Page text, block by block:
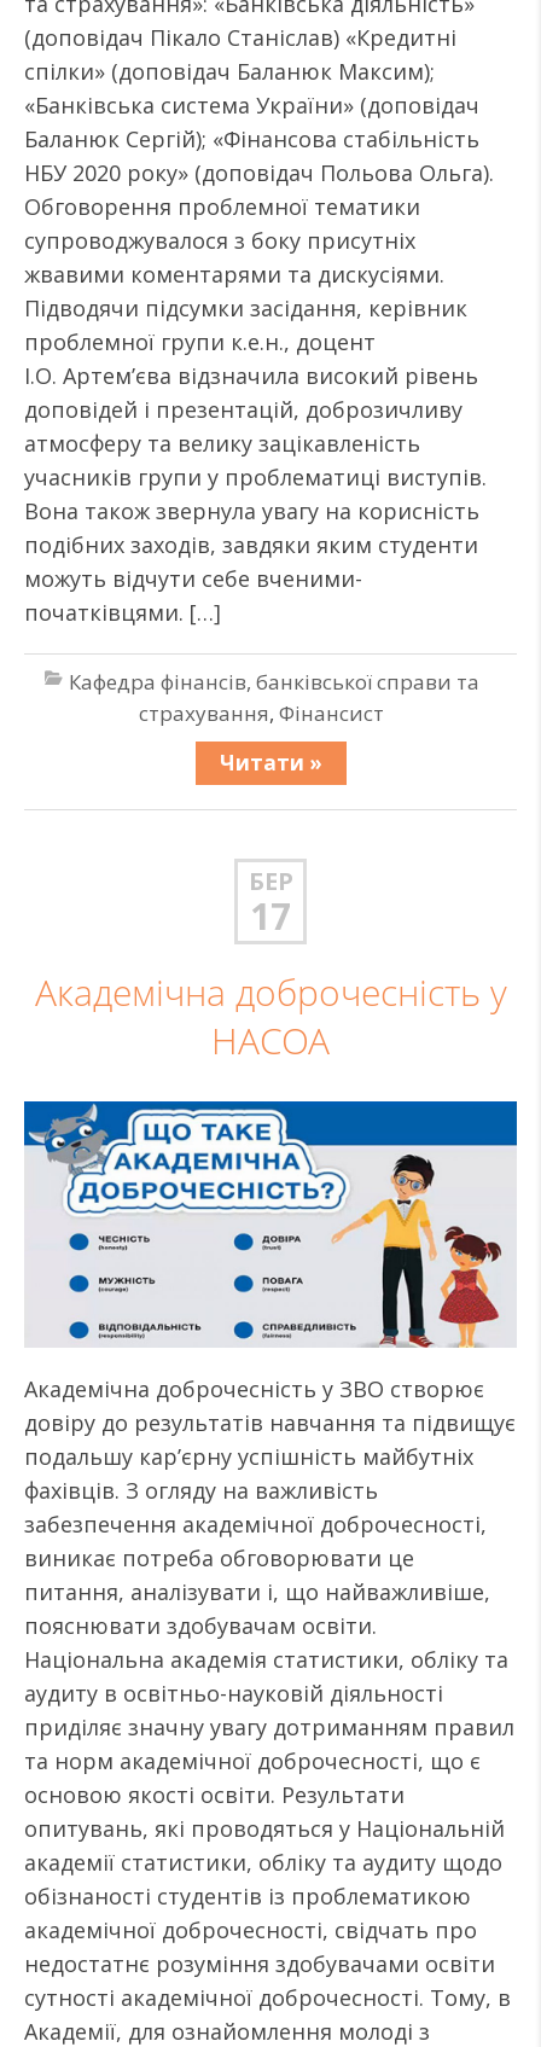
(доповідач Пікало Станіслав) «Кредитні
спілки» (доповідач Баланюк Максим);
«Банківська система України» (доповідач
Баланюк Сергій); «Фінансова стабільність
НБУ 2020 року» (доповідач Польова Ольга).
Обговорення проблемної тематики
супроводжувалося з боку присутніх
жвавими коментарями та дискусіями.
Підводячи підсумки засідання, керівник
проблемної групи к.е.н., доцент
І.О. Артем’єва відзначила високий рівень
доповідей і презентацій, доброзичливу
атмосферу та велику зацікавленість
учасників групи у проблематиці виступів.
Вона також звернула увагу на корисність
подібних заходів, завдяки яким студенти
можуть відчути себе вченими-
початківцями. […]
Кафедра фінансів, банківської справи та
страхування, Фінансист
Читати »
БЕР
17
Академічна доброчесність у
НАСОА
Академічна доброчесність у ЗВО створює
довіру до результатів навчання та підвищує
подальшу кар’єрну успішність майбутніх
фахівців. З огляду на важливість
забезпечення академічної доброчесності,
виникає потреба обговорювати це
питання, аналізувати і, що найважливіше,
пояснювати здобувачам освіти.
Національна академія статистики, обліку та
аудиту в освітньо-науковій діяльності
приділяє значну увагу дотриманням правил
та норм академічної доброчесності, що є
основою якості освіти. Результати
опитувань, які проводяться у Національній
академії статистики, обліку та аудиту щодо
обізнаності студентів із проблематикою
академічної доброчесності, свідчать про
недостатнє розуміння здобувачами освіти
сутності академічної доброчесності. Тому, в
Академії, для ознайомлення молоді з